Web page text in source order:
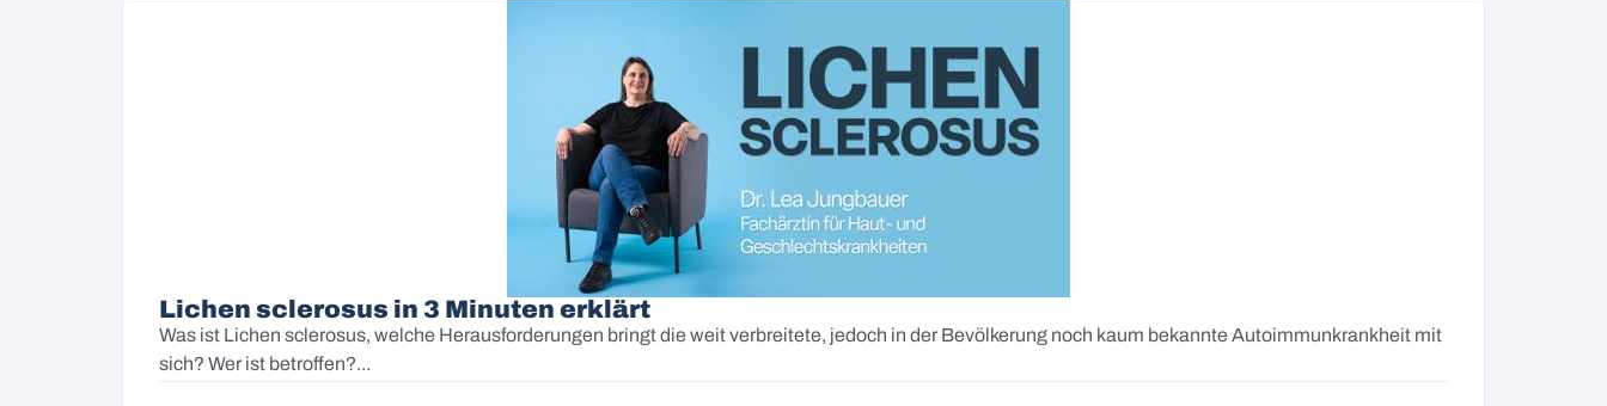
Lichen sclerosus in 3 Minuten erklärt
Was ist Lichen sclerosus, welche Herausforderungen bringt die weit verbreitete, jedoch in der Bevölkerung noch kaum bekannte Autoimmunkrankheit mit
sich? Wer ist betroffen?...